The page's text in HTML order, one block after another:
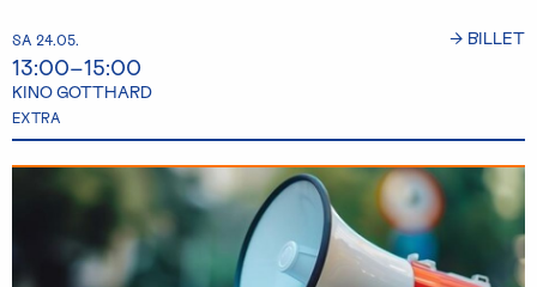
SA 24.05.
13:00–15:00
KINO GOTTHARD
EXTRA
→ BILLET